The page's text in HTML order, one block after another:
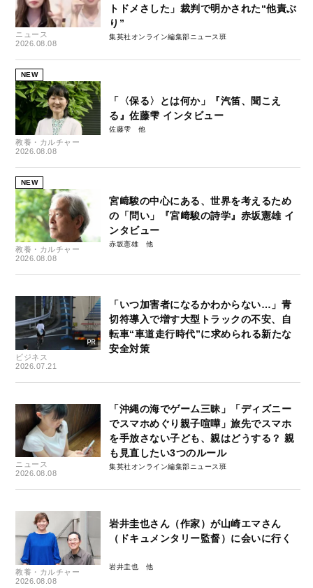
ニュース
2026.08.08
トドメさした」裁判で明かされた“他責ぶ
り”
集英社オンライン編集部ニュース班
NEW
教養・カルチャー
2026.08.08
「〈保る〉とは何か」『汽笛、聞こえ
る』佐藤雫 インタビュー
佐藤雫
NEW
教養・カルチャー
2026.08.08
宮﨑駿の中心にある、世界を考えるため
の「問い」『宮﨑駿の詩学』赤坂憲雄 イ
ンタビュー
赤坂憲雄
ビジネス
2026.07.21
「いつ加害者になるかわからない…」青
切符導入で増す大型トラックの不安、自
転車“車道走行時代”に求められる新たな
安全対策
ニュース
2026.08.08
「沖縄の海でゲーム三昧」「ディズニー
でスマホめぐり親子喧嘩」旅先でスマホ
を手放さない子ども、親はどうする？ 親
も見直したい3つのルール
集英社オンライン編集部ニュース班
教養・カルチャー
2026.08.08
岩井圭也さん（作家）が山崎エマさん
（ドキュメンタリー監督）に会いに行く
岩井圭也